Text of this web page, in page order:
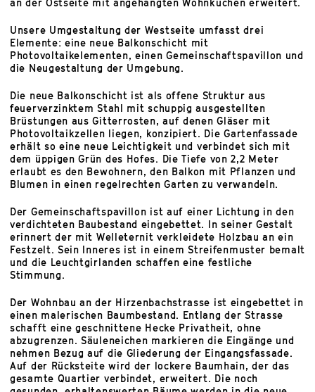
an der Ostseite mit angehängten Wohnküchen erweitert.
Unsere Umgestaltung der Westseite umfasst drei
Elemente: eine neue Balkonschicht mit
Photovoltaikelementen, einen Gemeinschaftspavillon und
die Neugestaltung der Umgebung.
Die neue Balkonschicht ist als offene Struktur aus
feuerverzinktem Stahl mit schuppig ausgestellten
Brüstungen aus Gitterrosten, auf denen Gläser mit
Photovoltaikzellen liegen, konzipiert. Die Gartenfassade
erhält so eine neue Leichtigkeit und verbindet sich mit
dem üppigen Grün des Hofes. Die Tiefe von 2,2 Meter
erlaubt es den Bewohnern, den Balkon mit Pflanzen und
Blumen in einen regelrechten Garten zu verwandeln.
Der Gemeinschaftspavillon ist auf einer Lichtung in den
verdichteten Baubestand eingebettet. In seiner Gestalt
erinnert der mit Welleternit verkleidete Holzbau an ein
Festzelt. Sein Inneres ist in einem Streifenmuster bemalt
und die Leuchtgirlanden schaffen eine festliche
Stimmung.
Der Wohnbau an der Hirzenbachstrasse ist eingebettet in
einen malerischen Baumbestand. Entlang der Strasse
schafft eine geschnittene Hecke Privatheit, ohne
abzugrenzen. Säuleneichen markieren die Eingänge und
nehmen Bezug auf die Gliederung der Eingangsfassade.
Auf der Rücksteite wird der lockere Baumhain, der das
gesamte Quartier verbindet, erweitert. Die noch